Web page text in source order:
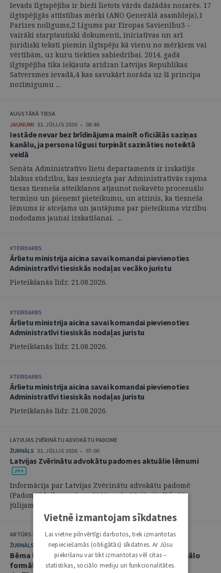
Ievads Ilgtspējība ir bieži lietots vārds dažādās nozarēs. 17
ilgtspējīgās attīstības mērķi (ANO Ģenerālā asambleja),1
Parīzes nolīgums,2 Līgums par Eiropas Savienību3 –
vairāki starptautiski dokumenti, iniciatīvas un arī
juridiski teksti piemin ilgtspēju kā vienu no mērķiem vai
vērtībām, uz kuru tiekties sabiedrībai. 2014. gadā
ilgtspējība tika iekļauta arīdzan Latvijas Republikas
Satversmes ievadā,4 kas savukārt norāda uz šī principa
nozīmīgumu ...
AUGSTĀKĀ TIESA
JAUNUMI 31. JŪLIJS 2026 • 08:46
Iestāde nevar bez brīdinājuma mainīt oficiālās saziņas
kanālu, ja persona lūgusi turpināt sazināties noteiktā
veidā
Senāta Administratīvo lietu departaments ir izskatījis
blakus sūdzību, kas iesniegta par Administratīvās rajona
tiesas tiesneša atteikšanos atjaunot nokavēto procesuālo
termiņu un pieņemt pieteikumu, un atzinis, ka tiesneša
lēmums ir atceļams un jautājums par pieteikuma virzību
nododams jaunai izskatīšanai. ...
#TEIRDARBS
Ārlietu ministrija aicina savai komandai pievienoties
Administratīvi tiesiskās nodaļas vecāko juristu
Pieteikšanās līdz: 21.08.2026.
#TEIRDARBS
Ārlietu ministrija aicina savai komandai pievienoties
Administratīvi tiesiskās nodaļas juristu
Pieteikšanās līdz: 21.08.2026.
#TEIRDARBS
Ārlietu ministrija aicina savai komandai pievienoties
Administratīvi tiesiskās nodaļas juristu
Pieteikšanās līdz: 21.08.2026.
LATVIJAS ZVĒRINĀTU ADVOKĀTU PADOME
ŽURNĀLS 31. JŪLIJS 2026 • 07:00
Latvijas Zvērinātu advokātu padomes aktuālie lēmumi
Informācija par Latvijas Zvērinātu advokātu padomē
(Padome) laikposmā no 2026. gada 25. jūnija līdz 28.
jūlijam pieņemtajiem lēmumiem. ...
ARTŪRS KURBATOVS, INGA KUDEIKINA, MARTA URBĀNE
ŽURNĀLS
29. JŪLIJS 2026 • 08:00
Bērna labākās intereses civilprocesā: starp procesuālo
formālismu un pienākumu nekavējoties reaģēt uz
Vietnē izmantojam sīkdatnes
Lai vietne pilnvērtīgi darbotos, tiek izmantotas
nepieciešamās (obligātās) sīkdatnes. Ar Jūsu
piekrišanu var tikt izmantotas vēl citas –
statistikas, sociālo mediju un funkcionalitātes.